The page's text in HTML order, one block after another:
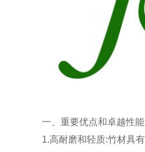
一、重要优点和卓越性能
1.高耐磨和轻质:竹材具